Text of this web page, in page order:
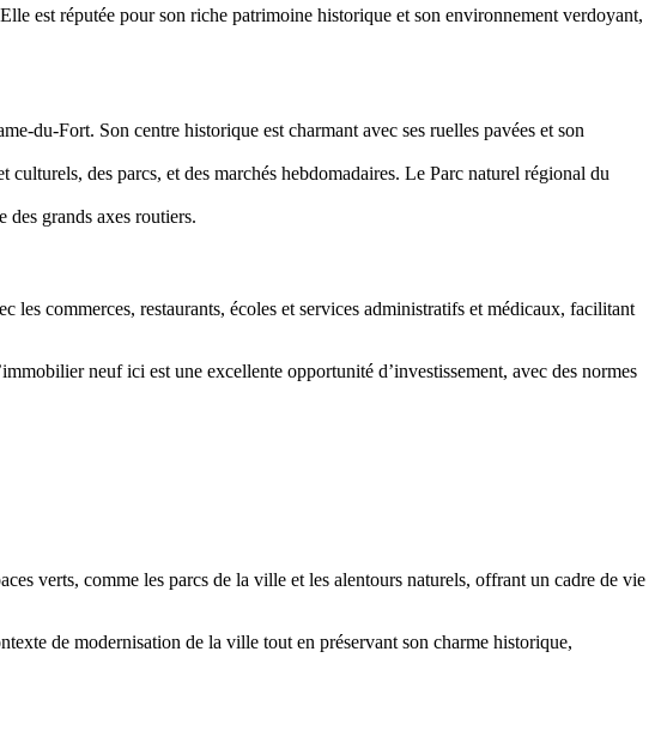
est réputée pour son riche patrimoine historique et son environnement verdoyant,
du-Fort. Son centre historique est charmant avec ses ruelles pavées et son
des parcs, et des marchés hebdomadaires. Le Parc naturel régional du
des grands axes routiers.
commerces, restaurants, écoles et services administratifs et médicaux, facilitant
neuf ici est une excellente opportunité d’investissement, avec des normes
verts, comme les parcs de la ville et les alentours naturels, offrant un cadre de vie
de modernisation de la ville tout en préservant son charme historique,